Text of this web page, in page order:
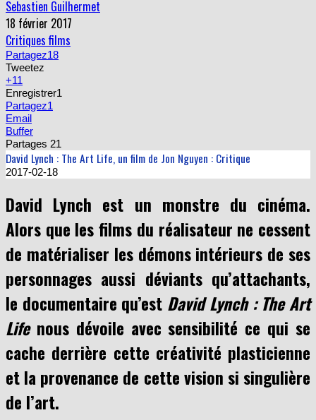
18 février 2017
Critiques films
Partagez 18
Tweetez
+11
Enregistrer
Partagez1
Email
Buffer
Partages
David Lynch : The Art Life, un film de Jon Nguyen : Critique
2017-02-18
Alors que les films du réalisateur ne cessent
de matérialiser les démons intérieurs de ses
personnages aussi déviants qu’attachants,
le documentaire qu’estDavid Lynch : The Art
Lifenous dévoile avec sensibilité ce qui se
cache derrière cette créativité plasticienne
et la provenance de cette vision si singulière
de l’art.